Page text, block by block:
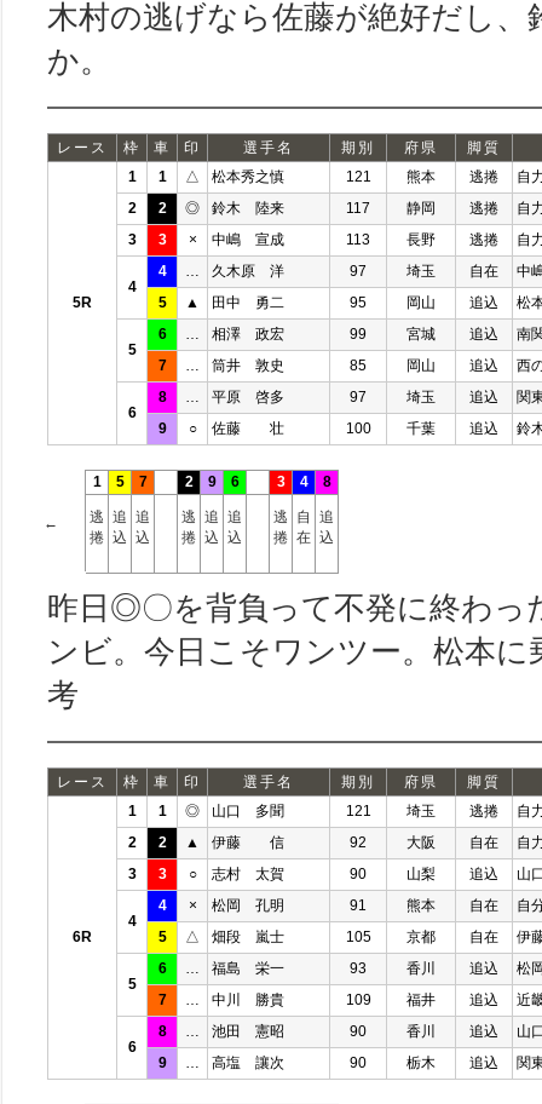
木村の逃げなら佐藤が絶好だし、
か。
レース 枠 車 印 選手名 期別 府県 脚質
5R
1 1 △ 松本秀之慎 121 熊本 逃捲
自
2
2 ◎ 鈴木 陸来 117 静岡 逃捲
自
3
3 × 中嶋 宣成 113 長野 逃捲 自
4
4 久木原 洋 97 埼玉 自在
中
5
▲ 田中 勇二 95 岡山 追込 松
5
6 相澤 政宏 99 宮城 追込
南
7
筒井 敦史 85 岡山 追込 西
6
8 平原 啓多 97 埼玉 追込
関
9
○ 佐藤 壮 100 千葉 追込 鈴
←
1
逃
捲
5
追
込
7
追
込
2
逃
捲
9
追
込
6
追
込
3
逃
捲
4
自
在
8
追
込
昨日◎〇を背負って不発に終わっ
ンビ。今日こそワンツー。松本
考
レース 枠 車 印 選手名 期別 府県 脚質
6R
1 1 ◎ 山口 多聞 121 埼玉 逃捲
自
2
2 ▲ 伊藤 信 92 大阪 自在
自
3
3 ○ 志村 太賀 90 山梨 追込 山
4
4 × 松岡 孔明 91 熊本 自在
自
5
△ 畑段 嵐士 105 京都 自在 伊
5
6 福島 栄一 93 香川 追込
松
7
中川 勝貴 109 福井 追込 近
6
8 池田 憲昭 90 香川 追込
山
9
高塩 讓次 90 栃木 追込 関